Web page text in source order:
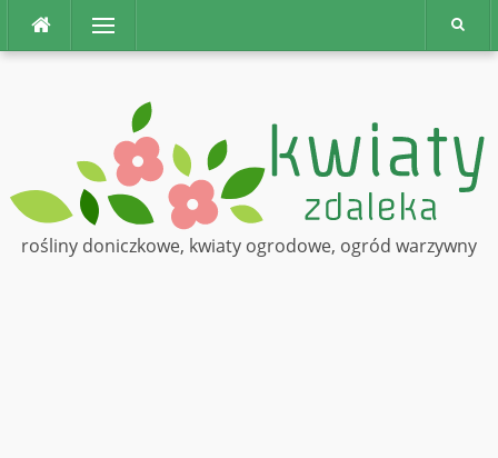
Menu
rośliny doniczkowe, kwiaty ogrodowe, ogród warzywny